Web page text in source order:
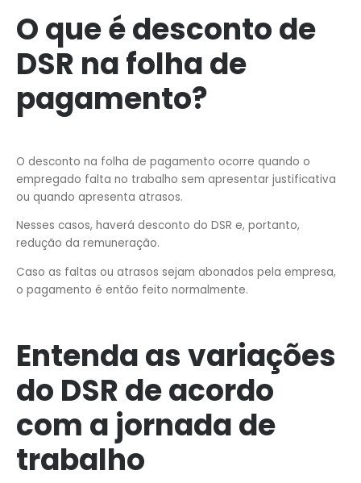
O que é desconto de
DSR na folha de
pagamento?
O desconto na folha de pagamento ocorre quando o
empregado falta no trabalho sem apresentar justificativa
ou quando apresenta atrasos.
Nesses casos, haverá desconto do DSR e, portanto,
redução da remuneração.
Caso as faltas ou atrasos sejam abonados pela empresa,
o pagamento é então feito normalmente.
Entenda as variações
do DSR de acordo
com a jornada de
trabalho